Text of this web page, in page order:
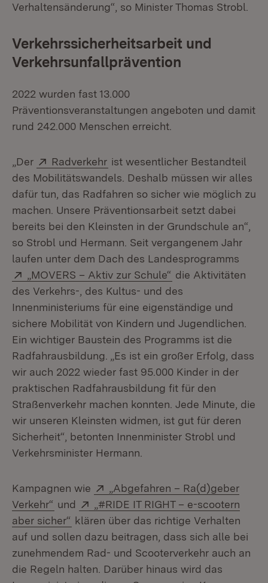
Verhaltensänderung“, so Minister Thomas Strobl.
Verkehrssicherheitsarbeit und
Verkehrsunfallprävention
2022 wurden fast 13.000
Präventionsveranstaltungen angeboten und damit
rund 242.000 Menschen erreicht.
„Der Extern:
Radverkehr (Öffnet in neuem Fenster)
ist wesentlicher Bestandteil
des Mobilitätswandels. Deshalb müssen wir alles
dafür tun, das Radfahren so sicher wie möglich zu
machen. Unsere Präventionsarbeit setzt dabei
bereits bei den Kleinsten in der Grundschule an“,
so Strobl und Hermann. Seit vergangenem Jahr
laufen unter dem Dach des Landesprogramms
Extern:
„MOVERS – Aktiv zur Schule“ (Öffnet in neuem
die Aktivitäten
des Verkehrs-, des Kultus- und des
Innenministeriums für eine eigenständige und
sichere Mobilität von Kindern und Jugendlichen.
Ein wichtiger Baustein des Programms ist die
Radfahrausbildung. „Es ist ein großer Erfolg, dass
wir auch 2022 wieder fast 95.000 Kinder in der
praktischen Radfahrausbildung fit für den
Straßenverkehr machen konnten. Jede Minute, die
wir unseren Kleinsten widmen, ist gut für deren
Sicherheit“, betonten Innenminister Strobl und
Verkehrsminister Hermann.
Kampagnen wie Extern:
„Abgefahren – Ra(d)geber
Verkehr“ (Öffnet in neuem Fenster)
und Extern:
„#RIDE IT RIGHT – e-scootern
aber sicher“ (Öffnet in neuem Fenster)
klären über das richtige Verhalten
auf und sollen dazu beitragen, dass sich alle bei
zunehmendem Rad- und Scooterverkehr auch an
die Regeln halten. Darüber hinaus wird das